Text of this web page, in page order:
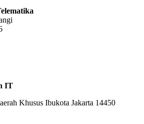
IT
Khusus Ibukota Jakarta 14450